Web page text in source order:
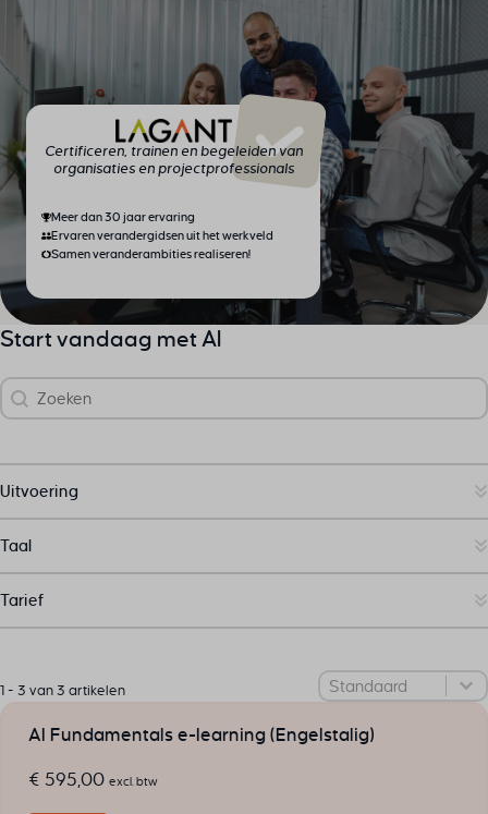
Certificeren, trainen en begeleiden van
organisaties en projectprofessionals
Meer dan 30 jaar ervaring
Ervaren verandergidsen uit het werkveld
Samen veranderambities realiseren!
Start vandaag met AI
Zoek
Search content
Uitvoering
Taal
Tarief
1 - 3 van 3 artikelen Sorteer
Sort content
AI Fundamentals e-learning (Engelstalig)
€ 595,00 excl. btw